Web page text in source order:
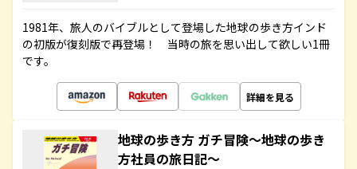
1981年、旅人のバイブルとして登場した地球の歩き方インド
の初版が復刻版で再登場！ 当時の旅を思い出して欲しい1冊
です。
詳細を見る
地球の歩き方 ガチ冒険～地球の歩き
方社員の旅日記～